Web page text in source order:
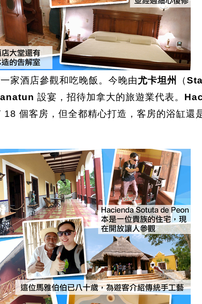
家酒店參觀和吃晚飯。今晚由尤卡坦州 （
設宴，招待加拿大的旅遊業代表。
個客房，但全都精心打造，客房的浴缸還